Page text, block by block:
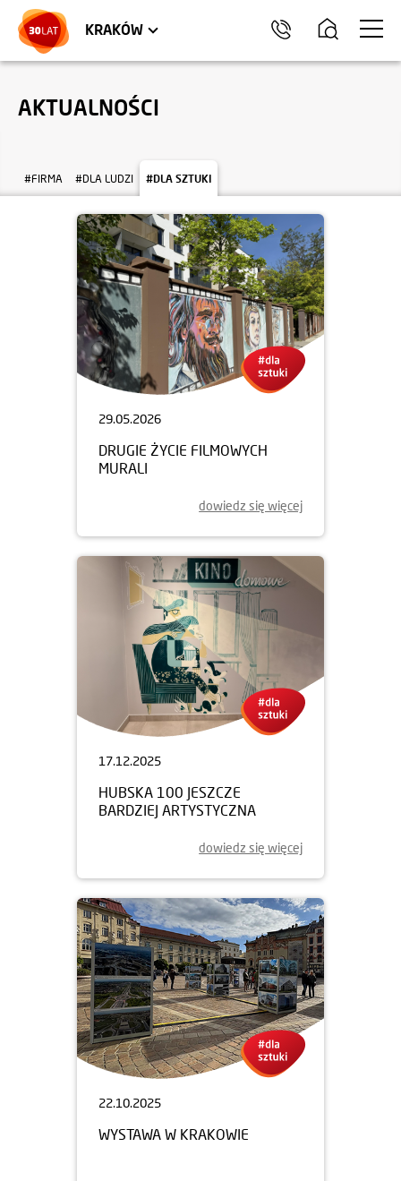
KRAKÓW
TRÓJMIASTO
LOKALE USŁUGOWE
AKTUALNOŚCI
#FIRMA #DLA LUDZI #DLA SZTUKI
29.05.2026
DRUGIE ŻYCIE FILMOWYCH
MURALI
dowiedz się więcej
17.12.2025
HUBSKA 100 JESZCZE
BARDZIEJ ARTYSTYCZNA
dowiedz się więcej
22.10.2025
WYSTAWA W KRAKOWIE